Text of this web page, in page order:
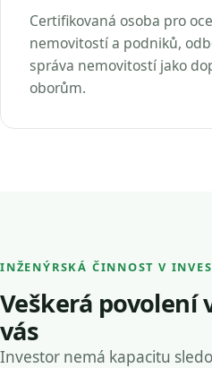
Certifikovaná osoba pro
nemovitostí a podniků,
správa nemovitostí jako
oborům.
INŽENÝRSKÁ ČINNOST V
Veškerá povolení
vás
Investor nemá kapacitu